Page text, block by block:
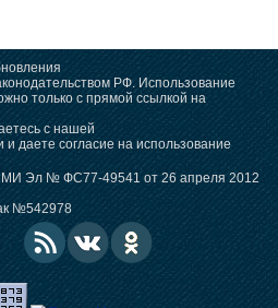
РФ. Использование
только с прямой ссылкой на
с нашей
и даете согласие на использование
Эл № ФС77-49541 от 26 апреля 2012
№542978